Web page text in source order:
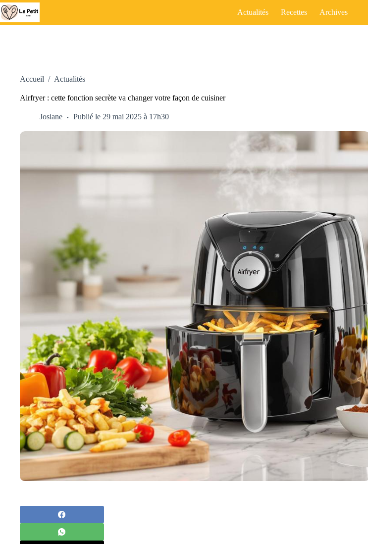
Passer
au
contenu
Actualités Recettes Archives
Accueil / Actualités
Airfryer : cette fonction secrète va changer votre façon de cuisiner
Josiane Publié le 29 mai 2025 à 17h30